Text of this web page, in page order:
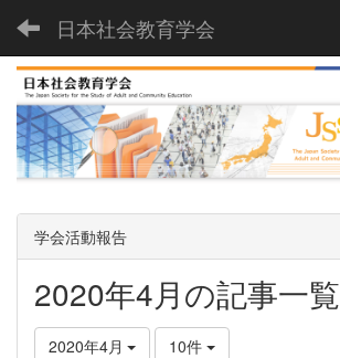
日本社会教育学会
学会活動報告
2020年4月の記事一覧
2020年4月 10件